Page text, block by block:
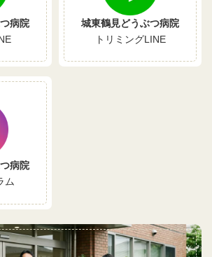
病院
城東鶴見どうぶつ病院
トリミングLINE
病院
ム